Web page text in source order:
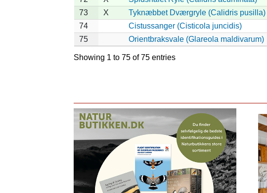
73
X Tyknæbbet Dværgryle (Calidris pusilla)
74
Cistussanger (Cisticola juncidis)
75
Orientbraksvale (Glareola maldivarum)
Showing 1 to 75 of 75 entries